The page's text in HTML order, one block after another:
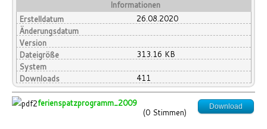
Informationen
Erstelldatum
26.08.2020
Änderungsdatum
Version
Dateigröße
313.16 KB
System
Downloads
411
ferienspatzprogramm_2009 Download
(0 Stimmen)